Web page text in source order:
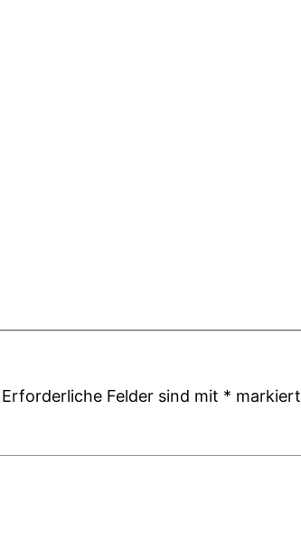
Erforderliche Felder sind mit * markiert